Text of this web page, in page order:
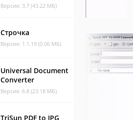
Версия: 3.7 (43.22 МБ)
Строчка
Версия: 1.1.19 (0.06 МБ)
Universal Document
Converter
Версия: 6.8 (23.18 МБ)
TriSun PDF to JPG